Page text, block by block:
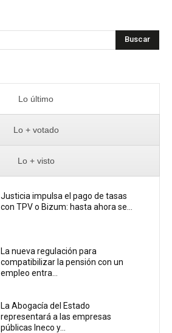
Buscar
Lo último
Lo + votado
Lo + visto
Justicia impulsa el pago de tasas
con TPV o Bizum: hasta ahora se...
La nueva regulación para
compatibilizar la pensión con un
empleo entra...
La Abogacía del Estado
representará a las empresas
públicas Ineco y...